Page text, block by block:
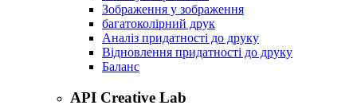
Зображення у зображення
багатоколірний друк
Аналіз придатності до друку
Відновлення придатності до друку
Баланс
API Creative Lab